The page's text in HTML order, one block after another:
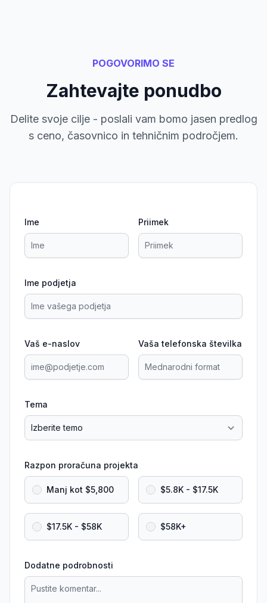
POGOVORIMO SE
Zahtevajte ponudbo
Delite svoje cilje - poslali vam bomo jasen predlog
s ceno, časovnico in tehničnim področjem.
Ime Priimek
Ime podjetja
Vaš e-naslov Vaša telefonska številka
Tema
Razpon proračuna projekta
Manj kot $5,800 $5.8K - $17.5K
$17.5K - $58K $58K+
Dodatne podrobnosti